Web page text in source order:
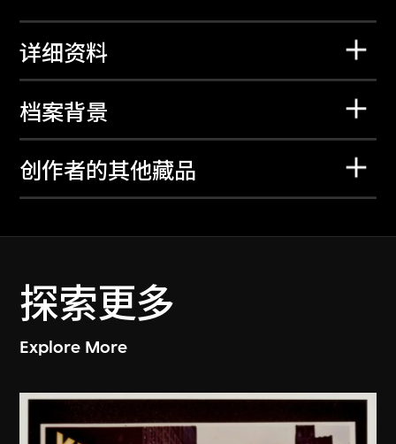
详细资料
档案背景
创作者的其他藏品
探索更多
Explore More